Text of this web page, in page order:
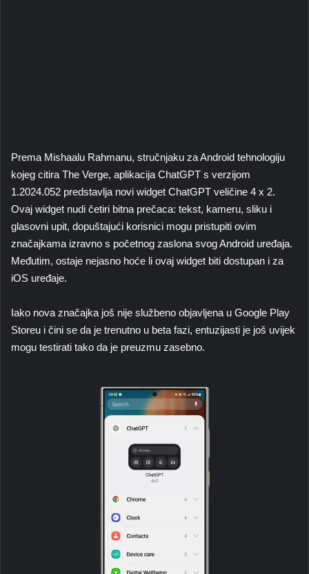
Prema Mishaalu Rahmanu, stručnjaku za Android tehnologiju
kojeg citira The Verge, aplikacija ChatGPT s verzijom
1.2024.052 predstavlja novi widget ChatGPT veličine 4 x 2.
Ovaj widget nudi četiri bitna prečaca: tekst, kameru, sliku i
glasovni upit, dopuštajući korisnici mogu pristupiti ovim
značajkama izravno s početnog zaslona svog Android uređaja.
Međutim, ostaje nejasno hoće li ovaj widget biti dostupan i za
iOS uređaje.
Iako nova značajka još nije službeno objavljena u Google Play
Storeu i čini se da je trenutno u beta fazi, entuzijasti je još uvijek
mogu testirati tako da je preuzmu zasebno.